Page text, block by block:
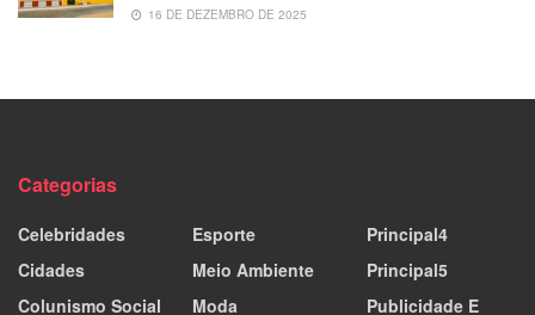
16 DE DEZEMBRO DE 2025
Categorias
Celebridades
Cidades
Colunismo Social
Esporte
Meio Ambiente
Moda
Principal4
Principal5
Publicidade E